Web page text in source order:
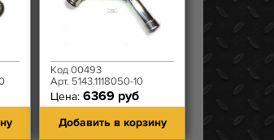
Код 00493
Арт. 5143.1118050-10
Цена: 6369 руб
Добавить в корзину